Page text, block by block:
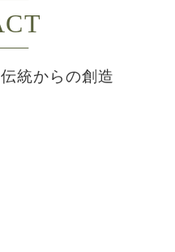
統からの創造